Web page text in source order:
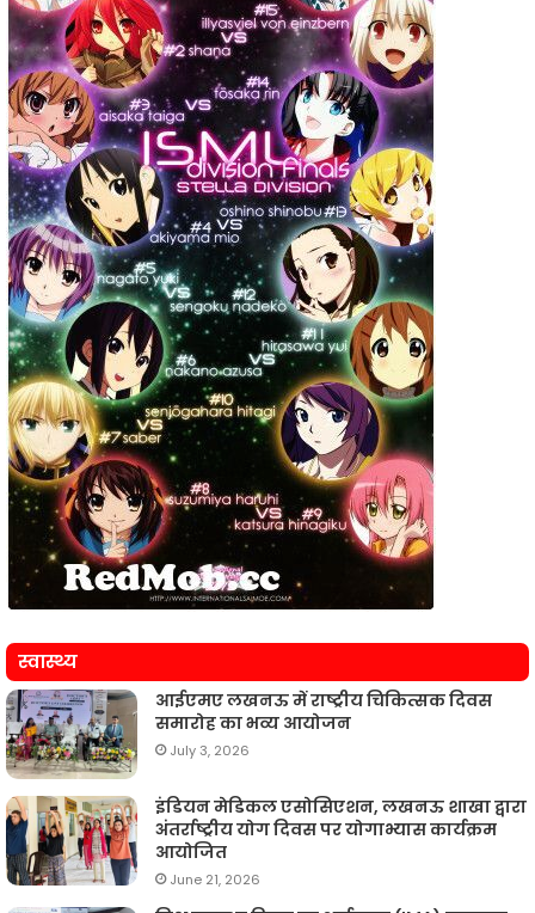
स्वास्थ्य
आईएमए लखनऊ में राष्ट्रीय चिकित्सक दिवस
समारोह का भव्य आयोजन
July 3, 2026
इंडियन मेडिकल एसोसिएशन, लखनऊ शाखा द्वारा
अंतर्राष्ट्रीय योग दिवस पर योगाभ्यास कार्यक्रम
आयोजित
June 21, 2026